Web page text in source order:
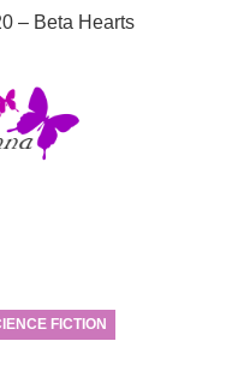
– Beta Hearts
FICTION